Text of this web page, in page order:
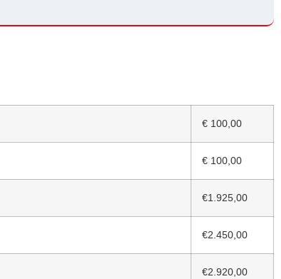
€ 100,00
€ 100,00
€1.925,00
€2.450,00
€2.920,00